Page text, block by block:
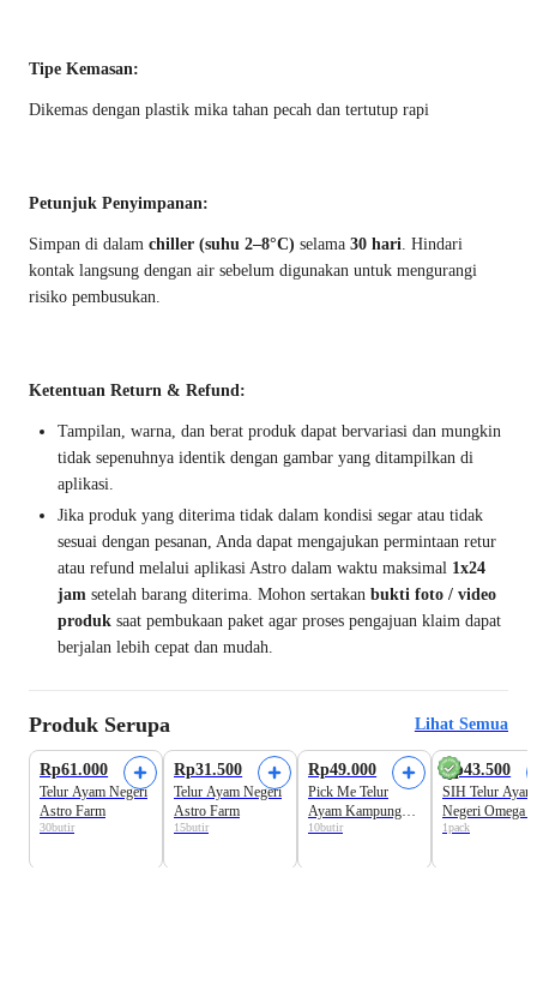
Tipe Kemasan:
Dikemas dengan plastik mika tahan pecah dan tertutup rapi
Petunjuk Penyimpanan:
Simpan di dalam chiller (suhu 2–8°C) selama 30 hari. Hindari
kontak langsung dengan air sebelum digunakan untuk mengurangi
risiko pembusukan.
Ketentuan Return & Refund:
Tampilan, warna, dan berat produk dapat bervariasi dan mungkin
tidak sepenuhnya identik dengan gambar yang ditampilkan di
aplikasi.
Jika produk yang diterima tidak dalam kondisi segar atau tidak
sesuai dengan pesanan, Anda dapat mengajukan permintaan retur
atau refund melalui aplikasi Astro dalam waktu maksimal 1x24
jam setelah barang diterima. Mohon sertakan bukti foto / video
produk saat pembukaan paket agar proses pengajuan klaim dapat
berjalan lebih cepat dan mudah.
Produk Serupa Lihat Semua
Rp61.000
Telur Ayam Negeri
Astro Farm
30butir
Rp31.500
Telur Ayam Negeri
Astro Farm
15butir
Rp49.000
Pick Me Telur
Ayam Kampung
Merah Omega
10butir
Rp43.500
SIH Telur Ayam
Negeri Omega 3
1pack